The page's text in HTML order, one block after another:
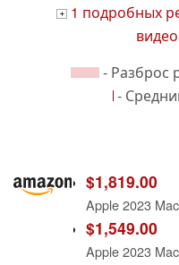
+ 1 подробных
- Разброс
-
$1,819.00
$1,549.00